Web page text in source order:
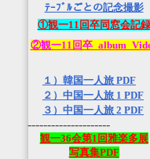
ﾃｰﾌﾞﾙごとの記念撮影
①観一11回卒同窓会記録
②観一11回卒
１）韓国一人旅 PDF
２）中国一人旅 1 PDF
３）中国一人旅 2 PDF
---------------------
観一36会第1回雅楽多展
写真集PDF